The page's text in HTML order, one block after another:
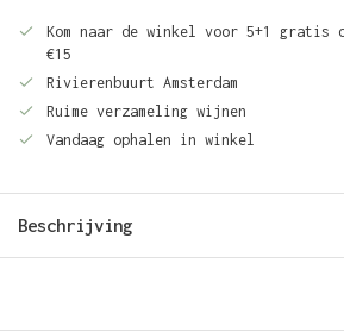
Kom naar de winkel voor 5+1
€15
Rivierenbuurt Amsterdam
Ruime verzameling wijnen
Vandaag ophalen in winkel
Beschrijving